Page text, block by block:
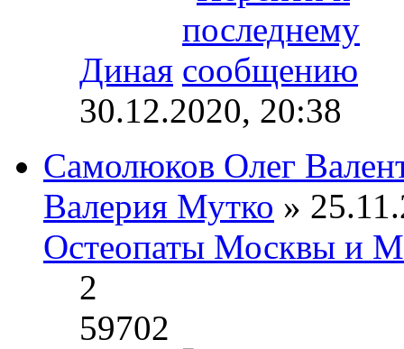
Диная
30.12.2020, 20:38
Самолюков Олег
Валерия Мутко »
Остеопаты Москвы и
2
59702